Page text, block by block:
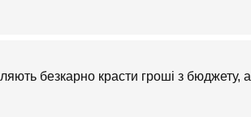
безкарно красти гроші з бюджету, а